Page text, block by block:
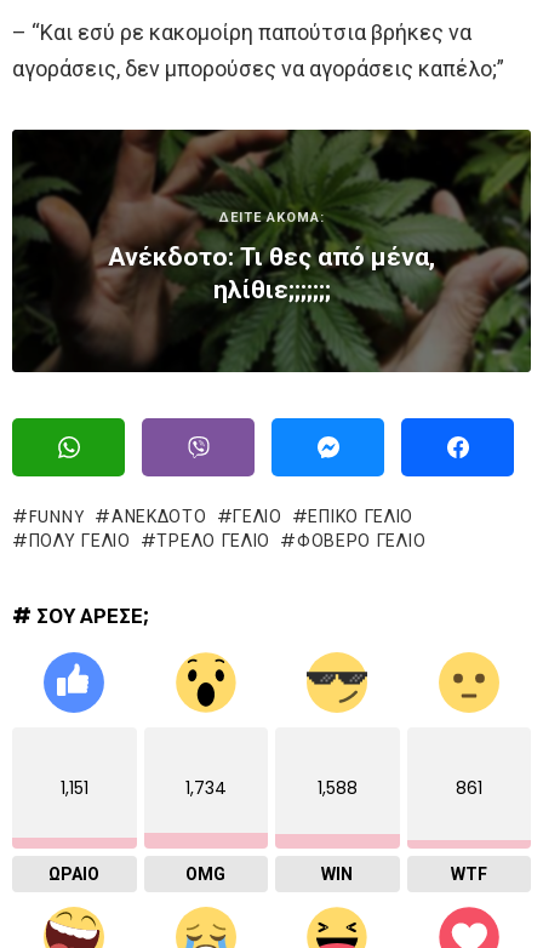
– “Και εσύ ρε κακομοίρη παπούτσια βρήκες να
αγοράσεις, δεν μπορούσες να αγοράσεις καπέλο;”
ΔΕΙΤΕ ΑΚΟΜΑ:
Ανέκδοτο: Τι θες από μένα,
ηλίθιε;;;;;;;
FUNNY ΑΝΕΚΔΟΤΟ ΓΈΛΙΟ
ΕΠΙΚΌ ΓΈΛΙΟ
ΠΟΛΥ ΓΕΛΙΟ
ΤΡΕΛΌ ΓΈΛΙΟ ΦΟΒΕΡΟ ΓΕΛΙΟ
# ΣΟΥ ΑΡΕΣΕ;
1,151
ΩΡΑΙΟ
1,734
OMG
1,588
WIN
861
WTF